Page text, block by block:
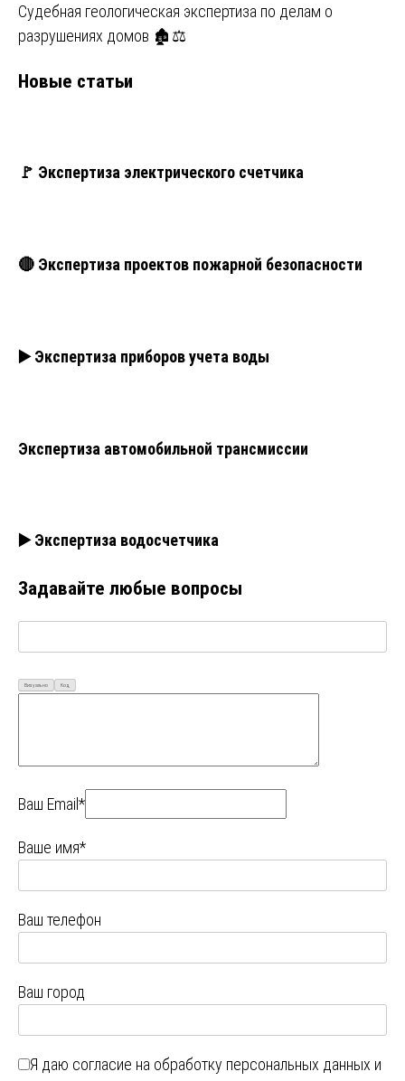
Судебная геологическая экспертиза по делам о
разрушениях домов 🏚️⚖️
Новые статьи
🚩 Экспертиза электрического счетчика
🔴 Экспертиза проектов пожарной безопасности
▶️ Экспертиза приборов учета воды
Экспертиза автомобильной трансмиссии
▶️ Экспертиза водосчетчика
Задавайте любые вопросы
Визуально Код
Ваш Email*
Ваше имя*
Ваш телефон
Ваш город
Я даю согласие на обработку персональных данных и